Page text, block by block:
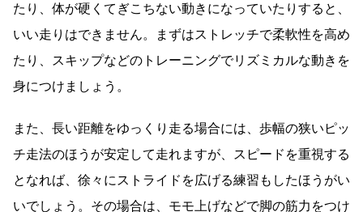
たり、体が硬くてぎこちない動きになっていたりすると、
いい走りはできません。まずはストレッチで柔軟性を高め
たり、スキップなどのトレーニングでリズミカルな動きを
身につけましょう。
また、長い距離をゆっくり走る場合には、歩幅の狭いピッ
チ走法のほうが安定して走れますが、スピードを重視する
となれば、徐々にストライドを広げる練習もしたほうがい
いでしょう。その場合は、モモ上げなどで脚の筋力をつけ